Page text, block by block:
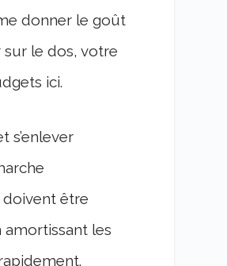
donner le goût
sur le dos, votre
ici.
s’enlever
doivent être
les